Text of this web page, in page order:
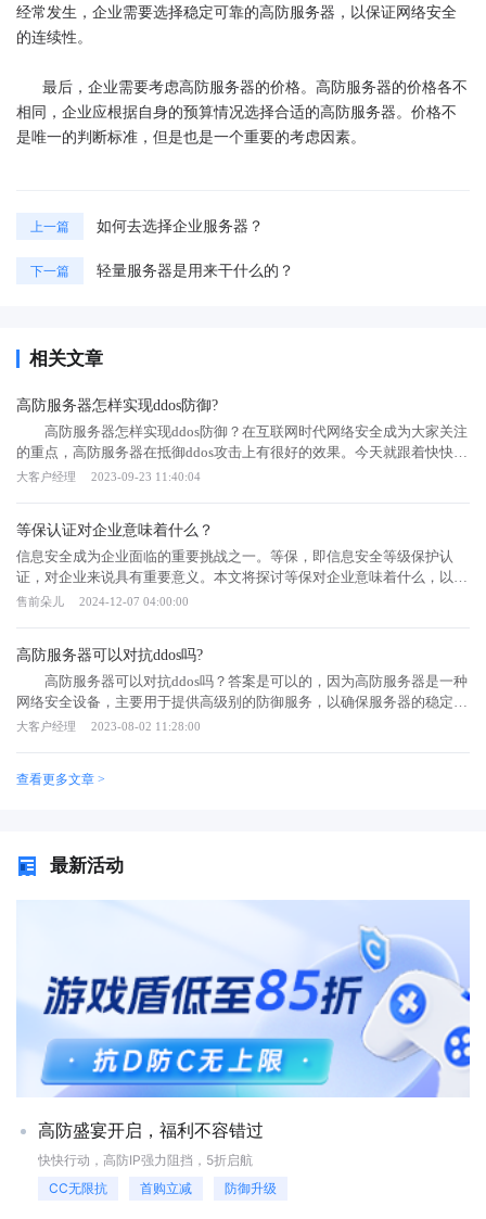
经常发生，企业需要选择稳定可靠的高防服务器，以保证网络安全
的连续性。
最后，企业需要考虑高防服务器的价格。高防服务器的价格各不
相同，企业应根据自身的预算情况选择合适的高防服务器。价格不
是唯一的判断标准，但是也是一个重要的考虑因素。
上一篇 如何去选择企业服务器？
下一篇 轻量服务器是用来干什么的？
相关文章
高防服务器怎样实现ddos防御?
高防服务器怎样实现ddos防御？在互联网时代网络安全成为大家关注
的重点，高防服务器在抵御ddos攻击上有很好的效果。今天就跟着快快网
络小编一起来了解下高防服务器怎样实现ddos防御的吧。 高防服务
点能够抵御DDoS攻击，同时确保保护性配置和更新是有效的。 检
测：使用流量跟踪软件，侦测DDoS攻击的潜在发起方，以及受影响的源
和目的地址。 过滤：使用防火墙过滤服务器的无效TCP、UDP或
ICMP流量，并确保将有效的TCP和UDP流量转发到正确服务器上，从而
络，可以轻松防止DDoS攻击并保护站点的安全性。 监测：定期监测
网络性能，以便及时发现任何不正常的行为，并及时采取行动。 如
何使用高防服务器防御ddos攻击？ 1.增加带宽：高防 IP 提供更高带
宽的网络，可以承受更大规模的流量攻击。 2.分流流量：高防 IP 可
防止攻击流量进入系统。 4.抗 DDoS 硬件加速：高防 IP 可以使用
自动化防御：高防 IP 常年跟踪最新的 DDoS 攻击技术，使用常规方法和
尽服务器性能，导致服务器崩溃，真正的用户也无法正常访问了。所以抵
大客户经理 2023-09-23 11:40:04
等保认证对企业意味着什么？
信息安全成为企业面临的重要挑战之一。等保，即信息安全等级保护认
证，对企业来说具有重要意义。本文将探讨等保对企业意味着什么，以帮
助企业更好地理解和重视等保认证。等保对企业意味着以下几个方面：等
的整体水平。等保有助于规范企业的信息安全管理体系。等保要求企业建
立健全的信息安全管理体系，并对体系的运行进行持续监督和改进。这有
助于企业规范信息安全管理，降低信息安全风险。等保可以提高企业信誉
和竞争力。获得等保的企业，表明其在信息安全方面具备一定的能力和水
安全的要求。通过等保，企业可以满足法律法规的要求，避免因信息安全
业务稳定发展和企业可持续发展。
售前朵儿 2024-12-07 04:00:00
高防服务器可以对抗ddos吗?
高防服务器可以对抗ddos吗？答案是可以的，因为高防服务器是一种
网络安全设备，主要用于提供高级别的防御服务，以确保服务器的稳定和
安全运行。在互联网时代企业经常会受到ddos的攻击导致很大的损失，今
服务器和网站免受DDoS攻击的影响。 同时，DDoS防护系统也可以通
洗，将非法流量、恶意请求等过滤掉，在保证正常流量不受影响的前提
轻服务器的负载。 3. 负载均衡：高防服务器通过负载均衡技术，将
流量分配到不同的服务器上，使得攻击流量无法集中在单一服务器上进行
攻击，从而有效保护服务器。 4. DNS解析防护：高防服务器还会对
DNS解析过程进行防护，包括防止DNS欺骗攻击、防止DNS缓存污染等，
保证网站的DNS解析能够正常进行。 高防服务器能够通过多种技术手
段有效防御DDoS攻击，使得网站能够在攻击中保持稳定和可用。 高
防服务器可以对抗ddos，高防服务器是一种针对DDoS攻击的防御能力更
强的服务器。相比普通服务器，高防服务器在硬件配置、网络带宽、安全
防护等方面都有所提升，以应对恶意攻击带来的大量访问流量。高防服务
证网站在遭遇攻击时能够连续无故障运行，所以在需要防御各种恶意攻击
的情况下，高防服务器是一种更加稳定和可靠的选择。
大客户经理 2023-08-02 11:28:00
查看更多文章 >
最新活动
高防盛宴开启，福利不容错过
快快行动，高防IP强力阻挡，5折启航
CC无限抗
首购立减 防御升级